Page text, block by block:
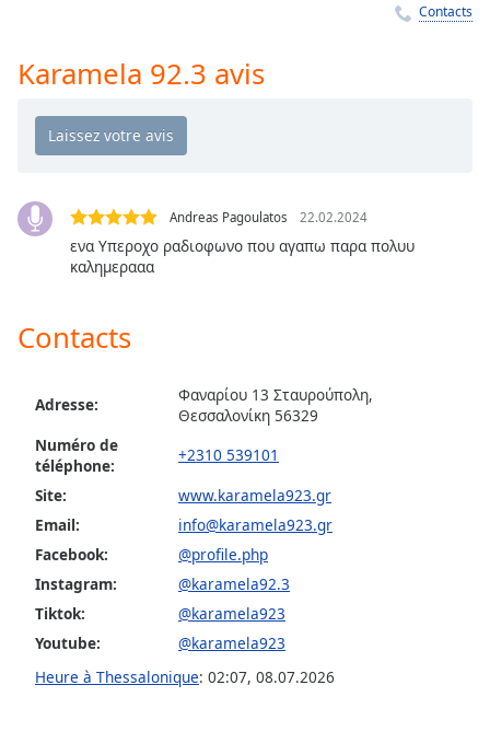
off,
Subtitles
settings,
opens
subtitles
settings
subtitles
off,
Track
in-
modal
window.
Contacts
Karamela 92.3 avis
Andreas Pagoulatos 22.02.2024
ενα Υπεροχο ραδιοφωνο που αγαπω παρα πολυυ
καλημερααα
Contacts
Adresse:
Φαναρίου 13 Σταυρούπολη,
Θεσσαλονίκη 56329
Numéro de
téléphone:
+2310 539101
Site:
www.karamela923.gr
Email:
info@karamela923.gr
Facebook:
@profile.php
Instagram:
@karamela92.3
Tiktok:
@karamela923
Youtube:
@karamela923
Heure à Thessalonique: 02:07, 08.07.2026